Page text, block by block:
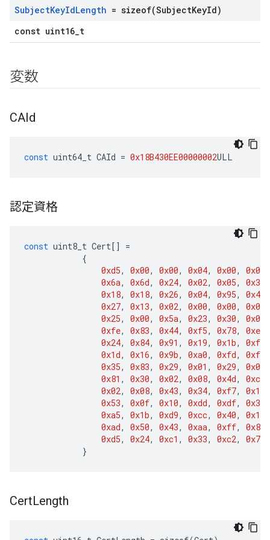
SubjectKeyIdLength = sizeof(SubjectKeyId)
const uint16_t
変数
CAId
const uint64_t CAId = 0x18B430EE00000002ULL
認定資格
const uint8_t Cert[]
=
{
0xd5, 0x00, 0x00, 0x04, 0x00, 0x01
0x6a, 0x6d, 0x24, 0x02, 0x05, 0x37
0x18, 0x18, 0x26, 0x04, 0x95, 0x49
0x27, 0x13, 0x02, 0x00, 0x00, 0x00
0x25, 0x00, 0x5a, 0x23, 0x30, 0x0a
0xfe, 0x83, 0x44, 0xf5, 0x78, 0xec
0x24, 0x84, 0x91 , 0x19, 0x1b, 0xf8
0x1d, 0x16, 0x9b, 0xa0, 0xfd, 0xf7
0x35, 0x83, 0x29, 0x01 , 0x29, 0x02
0x81 , 0x30, 0x02, 0x08, 0x4d, 0xc1
0x02, 0x08, 0x43, 0x34, 0xf7, 0x12
0x53, 0x0f, 0x10, 0xdd, 0xdf, 0x37
0xa5, 0x1b, 0xd9, 0xcc, 0x40, 0x1d
0xad, 0x50, 0x43, 0xaa, 0xff, 0x88
0xd5, 0x24, 0xc1 , 0x33, 0xc2, 0x75
}
CertLength